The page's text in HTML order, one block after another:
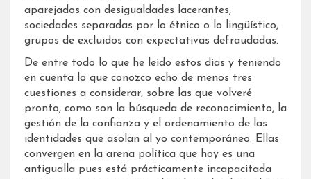
aparejados con desigualdades lacerantes,
sociedades separadas por lo étnico o lo lingüístico,
grupos de excluidos con expectativas defraudadas.
De entre todo lo que he leído estos días y teniendo
en cuenta lo que conozco echo de menos tres
cuestiones a considerar, sobre las que volveré
pronto, como son la búsqueda de reconocimiento, la
gestión de la confianza y el ordenamiento de las
identidades que asolan al yo contemporáneo. Ellas
convergen en la arena política que hoy es una
antigualla pues está prácticamente incapacitada